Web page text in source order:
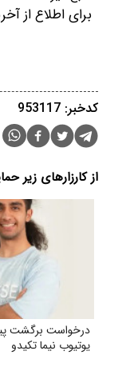
برای اطلاع از
کدخبر: 953117
از کارزارهای زیر
درخواست برگشت
یوتیوب نیما تکیدو